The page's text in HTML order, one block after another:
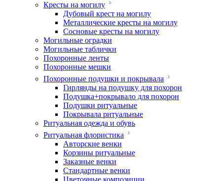
Кресты на могилу
Дубовый крест на могилу
Металлические кресты на могилу
Сосновые кресты на могилу
Могильные оградки
Могильные таблички
Похоронные ленты
Похоронные мешки
Похоронные подушки и покрывала
Гирлянды на подушку для похорон
Подушка+покрывало для похорон
Подушки ритуальные
Покрывала ритуальные
Ритуальная одежда и обувь
Ритуальная флористика
Авторские венки
Корзины ритуальные
Заказные венки
Стандартные венки
Цветочные композиции